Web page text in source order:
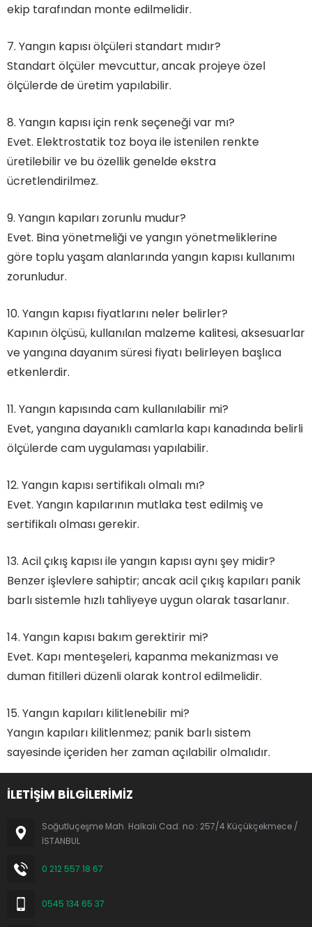
ekip tarafından monte edilmelidir.
7. Yangın kapısı ölçüleri standart mıdır?
Standart ölçüler mevcuttur, ancak projeye özel
ölçülerde de üretim yapılabilir.
8. Yangın kapısı için renk seçeneği var mı?
Evet. Elektrostatik toz boya ile istenilen renkte
üretilebilir ve bu özellik genelde ekstra
ücretlendirilmez.
9. Yangın kapıları zorunlu mudur?
Evet. Bina yönetmeliği ve yangın yönetmeliklerine
göre toplu yaşam alanlarında yangın kapısı kullanımı
zorunludur.
10. Yangın kapısı fiyatlarını neler belirler?
Kapının ölçüsü, kullanılan malzeme kalitesi, aksesuarlar
ve yangına dayanım süresi fiyatı belirleyen başlıca
etkenlerdir.
11. Yangın kapısında cam kullanılabilir mi?
Evet, yangına dayanıklı camlarla kapı kanadında belirli
ölçülerde cam uygulaması yapılabilir.
12. Yangın kapısı sertifikalı olmalı mı?
Evet. Yangın kapılarının mutlaka test edilmiş ve
sertifikalı olması gerekir.
13. Acil çıkış kapısı ile yangın kapısı aynı şey midir?
Benzer işlevlere sahiptir; ancak acil çıkış kapıları panik
barlı sistemle hızlı tahliyeye uygun olarak tasarlanır.
14. Yangın kapısı bakım gerektirir mi?
Evet. Kapı menteşeleri, kapanma mekanizması ve
duman fitilleri düzenli olarak kontrol edilmelidir.
15. Yangın kapıları kilitlenebilir mi?
Yangın kapıları kilitlenmez; panik barlı sistem
sayesinde içeriden her zaman açılabilir olmalıdır.
İLETİŞİM BİLGİLERİMİZ
Soğutluçeşme Mah. Halkalı Cad. no : 257/4 Küçükçekmece /
İSTANBUL
0 212 557 18 67
0545 134 65 37